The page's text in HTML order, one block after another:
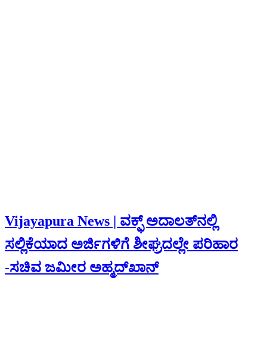
Vijayapura News | ವಕ್ಫ್ ಅದಾಲತ್‍ನಲ್ಲಿ
ಸಲ್ಲಿಕೆಯಾದ ಅರ್ಜಿಗಳಿಗೆ ಶೀಘ್ರದಲ್ಲೇ ಪರಿಹಾರ
-ಸಚಿವ ಜಮೀರ ಅಹ್ಮದ್‍ಖಾನ್